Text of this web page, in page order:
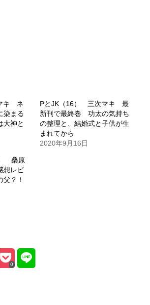
キ ネ
染まる
大神と
PとJK（16） 三次マキ 最
新刊で最終巻 功太の気持ち
の整理と、結婚式と子供が生
まれてから
2020年9月16日
桑原
想レビ
？！
0